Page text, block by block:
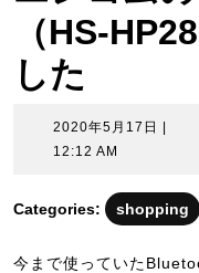
（HS-
した
2020年5月17日
2020
17
12:12 AM
Categories: shopping
今まで使っていた